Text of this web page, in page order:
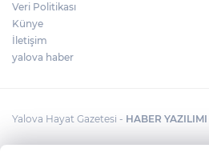
Veri Politikası
Künye
İletişim
yalova haber
Yalova Hayat Gazetesi - HABER YAZILIMI